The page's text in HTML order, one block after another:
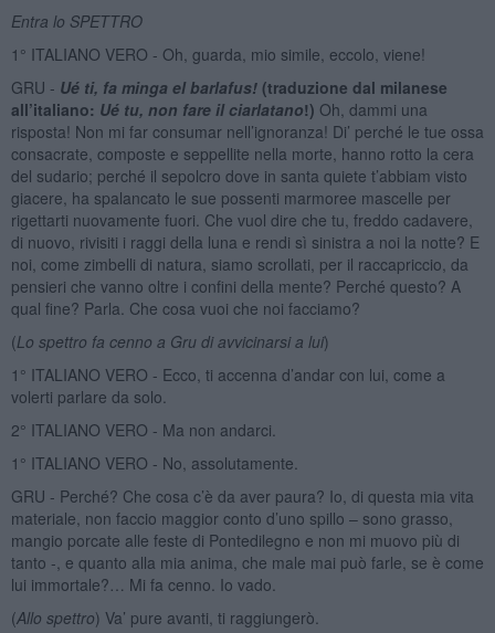
Entra lo SPETTRO
1° ITALIANO VERO - Oh, guarda, mio simile, eccolo, viene!
GRU - Ué ti, fa minga el barlafus!(traduzione dal milanese
all’italiano: Ué tu, non fare il ciarlatano!) Oh, dammi una
risposta! Non mi far consumar nell’ignoranza! Di’ perché le tue ossa
consacrate, composte e seppellite nella morte, hanno rotto la cera
del sudario; perché il sepolcro dove in santa quiete t’abbiam visto
giacere, ha spalancato le sue possenti marmoree mascelle per
rigettarti nuovamente fuori. Che vuol dire che tu, freddo cadavere,
di nuovo, rivisiti i raggi della luna e rendi sì sinistra a noi la notte? E
noi, come zimbelli di natura, siamo scrollati, per il raccapriccio, da
pensieri che vanno oltre i confini della mente? Perché questo? A
qual fine? Parla. Che cosa vuoi che noi facciamo?
(Lo spettro fa cenno a Gru di avvicinarsi a lui)
1° ITALIANO VERO - Ecco, ti accenna d’andar con lui, come a
volerti parlare da solo.
2° ITALIANO VERO - Ma non andarci.
1° ITALIANO VERO - No, assolutamente.
GRU - Perché? Che cosa c’è da aver paura? Io, di questa mia vita
materiale, non faccio maggior conto d’uno spillo – sono grasso,
mangio porcate alle feste di Pontedilegno e non mi muovo più di
tanto -, e quanto alla mia anima, che male mai può farle, se è come
lui immortale?… Mi fa cenno. Io vado.
(Allo spettro) Va’ pure avanti, ti raggiungerò.